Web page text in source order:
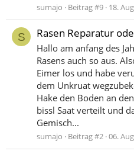
sumajo Beitrag #9 18.
S Rasen Reparatur
Hallo am anfang des
Rasens auch so aus.
Eimer los und habe
dem Unkruat
Hake den Boden an
bissl Saat verteilt und
Gemisch...
sumajo Beitrag #2 06.